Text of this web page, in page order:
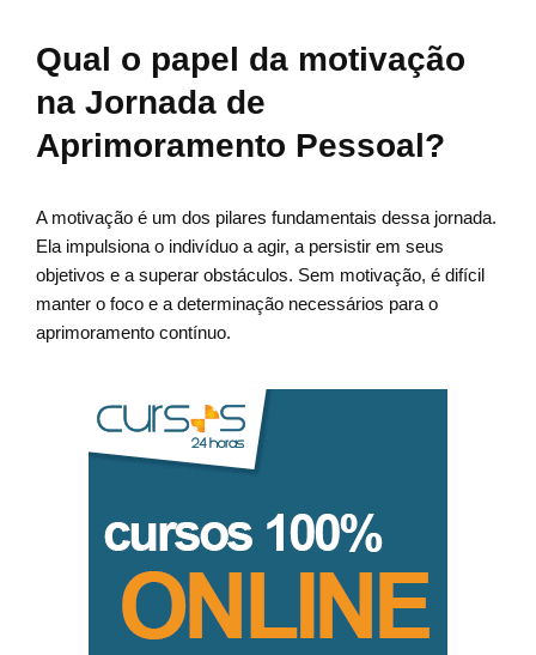
Qual o papel da motivação
na Jornada de
Aprimoramento Pessoal?
A motivação é um dos pilares fundamentais dessa jornada.
Ela impulsiona o indivíduo a agir, a persistir em seus
objetivos e a superar obstáculos. Sem motivação, é difícil
manter o foco e a determinação necessários para o
aprimoramento contínuo.